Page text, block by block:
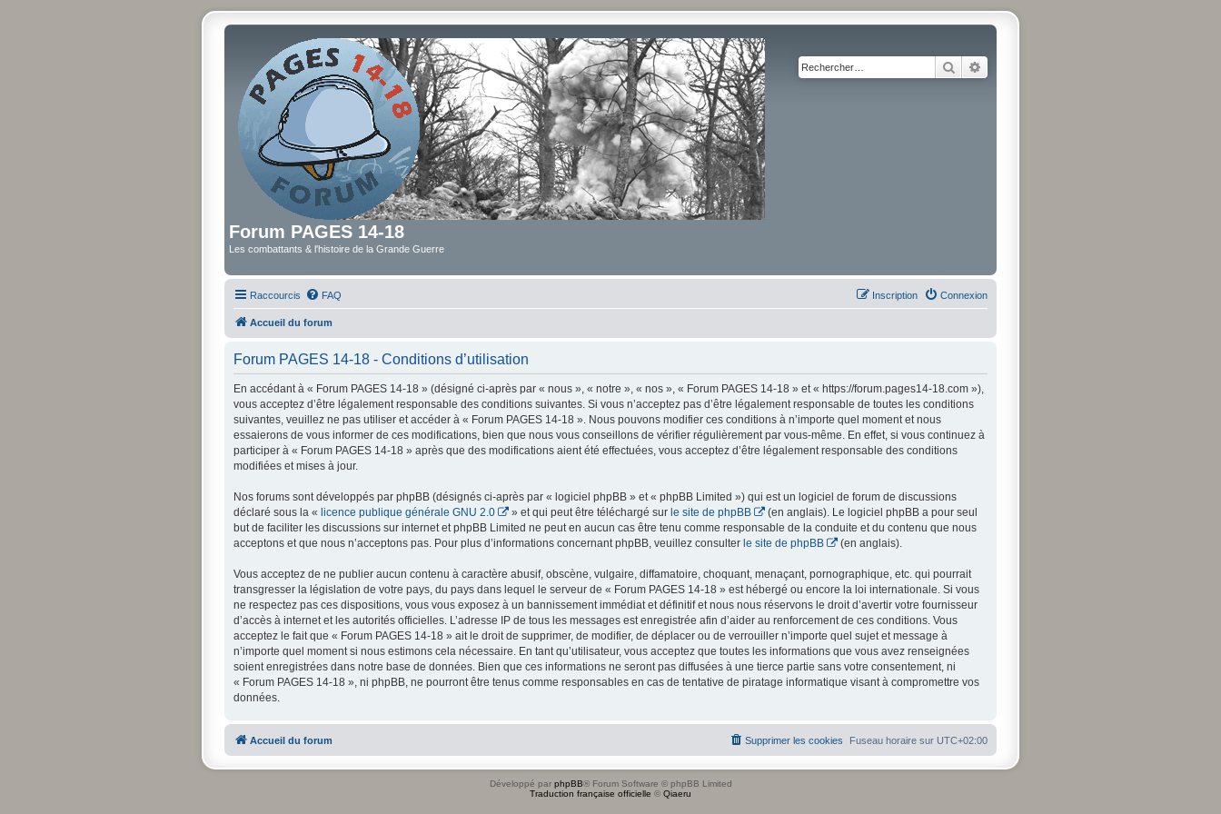
Forum PAGES 14-18
Les combattants & l'histoire de la Grande Guerre
Rechercher
Raccourcis FAQ Connexion
Inscription
Accueil du forum
Forum PAGES 14-18 - Conditions d’utilisation
En accédant à « Forum PAGES 14-18 » (désigné ci-après par « nous », « notre », « nos », « Forum PAGES 14-18 » et « https://forum.pages14-18.com »),
vous acceptez d’être légalement responsable des conditions suivantes. Si vous n’acceptez pas d’être légalement responsable de toutes les conditions
suivantes, veuillez ne pas utiliser et accéder à « Forum PAGES 14-18 ». Nous pouvons modifier ces conditions à n’importe quel moment et nous
essaierons de vous informer de ces modifications, bien que nous vous conseillons de vérifier régulièrement par vous-même. En effet, si vous continuez à
participer à « Forum PAGES 14-18 » après que des modifications aient été effectuées, vous acceptez d’être légalement responsable des conditions
modifiées et mises à jour.
Nos forums sont développés par phpBB (désignés ci-après par « logiciel phpBB » et « phpBB Limited ») qui est un logiciel de forum de discussions
déclaré sous la « licence publique générale GNU 2.0 » et qui peut être téléchargé sur le site de phpBB
(en anglais). Le logiciel phpBB a pour seul
but de faciliter les discussions sur internet et phpBB Limited ne peut en aucun cas être tenu comme responsable de la conduite et du contenu que nous
acceptons et que nous n’acceptons pas. Pour plus d’informations concernant phpBB, veuillez consulter le site de phpBB (en anglais).
Vous acceptez de ne publier aucun contenu à caractère abusif, obscène, vulgaire, diffamatoire, choquant, menaçant, pornographique, etc. qui pourrait
transgresser la législation de votre pays, du pays dans lequel le serveur de « Forum PAGES 14-18 » est hébergé ou encore la loi internationale. Si vous
ne respectez pas ces dispositions, vous vous exposez à un bannissement immédiat et définitif et nous nous réservons le droit d’avertir votre fournisseur
d’accès à internet et les autorités officielles. L’adresse IP de tous les messages est enregistrée afin d’aider au renforcement de ces conditions. Vous
acceptez le fait que « Forum PAGES 14-18 » ait le droit de supprimer, de modifier, de déplacer ou de verrouiller n’importe quel sujet et message à
n’importe quel moment si nous estimons cela nécessaire. En tant qu’utilisateur, vous acceptez que toutes les informations que vous avez renseignées
soient enregistrées dans notre base de données. Bien que ces informations ne seront pas diffusées à une tierce partie sans votre consentement, ni
« Forum PAGES 14-18 », ni phpBB, ne pourront être tenus comme responsables en cas de tentative de piratage informatique visant à compromettre vos
données.
Accueil du forum Fuseau horaire sur UTC+02:00
Supprimer les cookies
Développé par phpBB® Forum Software © phpBB Limited
Traduction française officielle © Qiaeru